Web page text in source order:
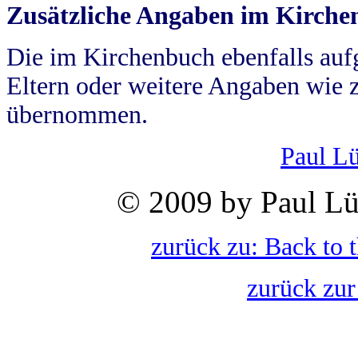
Zusätzliche Angaben im
Die im Kirchenbuch ebenfalls
Eltern oder weitere Angaben wie
übernommen.
Paul
© 2009 by Paul
zurück zu: Back to
zurück